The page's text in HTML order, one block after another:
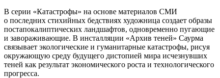
В серии «Катастрофы» на основе материалов СМИ
о последних стихийных бедствиях художница создает образы
постапокалиптических ландшафтов, одновременно пугающие
и завораживающие. В инсталляции «Архив теней» Саурма
связывает экологические и гуманитарные катастрофы, рисуя
окружающую среду будущего дистопией мира исчезнувших
теней как результат экономического роста и технологического
прогресса.